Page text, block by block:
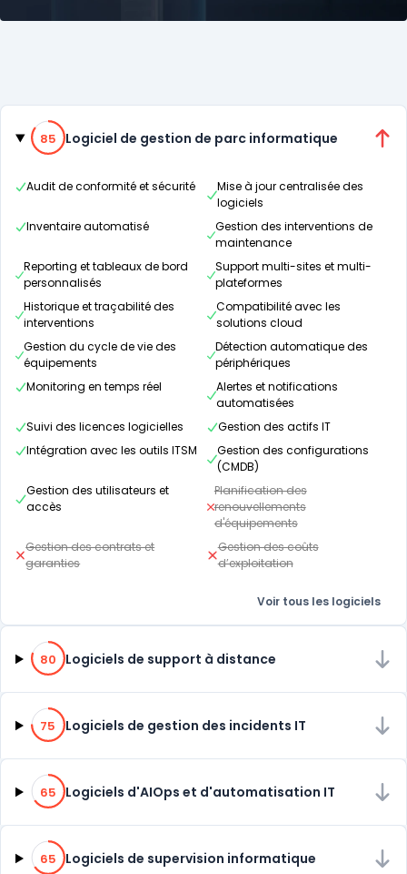
Catégories
85% de compatibilité
85 Logiciel de gestion de parc informatique
Audit de conformité et sécurité
Mise à jour centralisée des
logiciels
Inventaire automatisé
Gestion des interventions de
maintenance
Reporting et tableaux de bord
personnalisés
Support multi-sites et multi-
plateformes
Historique et traçabilité des
interventions
Compatibilité avec les
solutions cloud
Gestion du cycle de vie des
équipements
Détection automatique des
périphériques
Monitoring en temps réel
Alertes et notifications
automatisées
Suivi des licences logicielles
Gestion des actifs IT
Intégration avec les outils ITSM
Gestion des configurations
(CMDB)
Gestion des utilisateurs et
accès
Planification des
renouvellements
d'équipements
Gestion des contrats et
garanties
Gestion des coûts
d’exploitation
Voir tous les logiciels
80% de compatibilité
80 Logiciels de support à distance
75% de compatibilité
75 Logiciels de gestion des incidents IT
65% de compatibilité
65 Logiciels d'AIOps et d'automatisation IT
65% de compatibilité
65 Logiciels de supervision informatique